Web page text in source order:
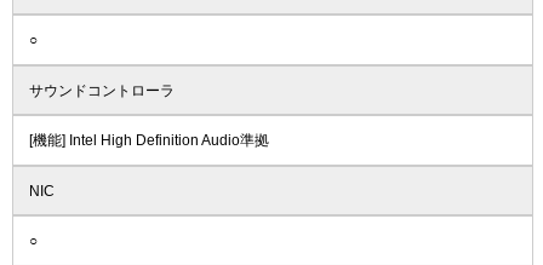
○
サウンドコントローラ
[機能] Intel High Definition Audio準拠
NIC
○